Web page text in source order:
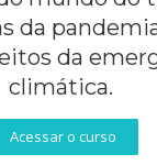
da
da
climática.
Acessar o curso